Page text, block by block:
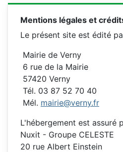
Mentions légales et
Le présent site est édité
Mairie de Verny
6 rue de la Mairie
57420 Verny
Tél. 03 87 52 70 40
Mél. mairie@verny.fr
L'hébergement est assuré
Nuxit - Groupe CELESTE
20 rue Albert Einstein